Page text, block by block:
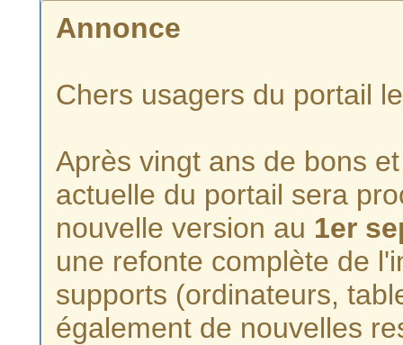
Annonce
Chers usagers du portail
Après vingt ans de bons
actuelle du portail sera
nouvelle version au 1er
une refonte complète de
supports (ordinateurs,
également de nouvelles